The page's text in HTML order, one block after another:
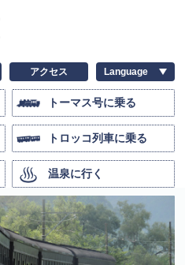
アクセス
トーマス号に乗る
トロッコ列車に乗る
温泉に行く